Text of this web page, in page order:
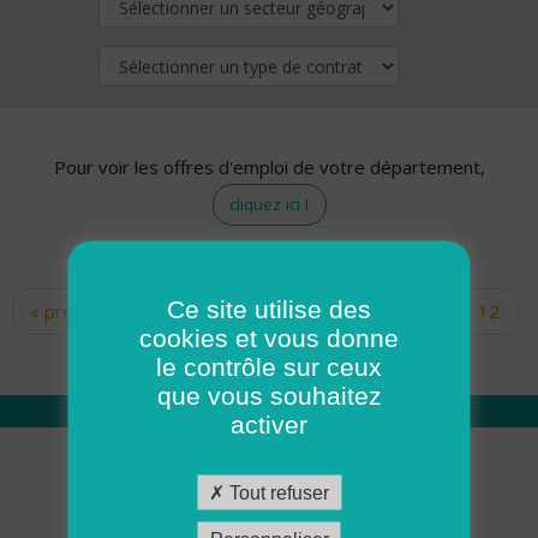
Pour voir les offres d'emploi de votre département,
cliquez ici !
Pages
« premier ‹ précédent … 10
12
14 15 16 17
Qui sommes nous
Académie ADMR
Ce site utilise des
cookies et vous donne
le contrôle sur ceux
que vous souhaitez
activer
Tout refuser